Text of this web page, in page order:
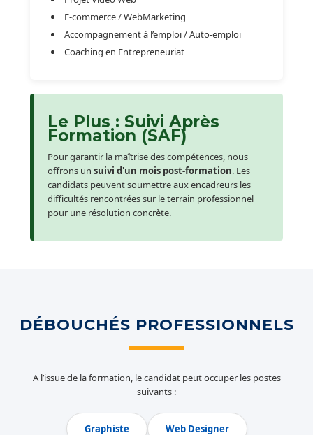
E-commerce / WebMarketing
Accompagnement à l’emploi / Auto-emploi
Coaching en Entrepreneuriat
Le Plus : Suivi Après
Formation (SAF)
Pour garantir la maîtrise des compétences, nous
offrons un suivi d'un mois post-formation. Les
candidats peuvent soumettre aux encadreurs les
difficultés rencontrées sur le terrain professionnel
pour une résolution concrète.
DÉBOUCHÉS PROFESSIONNELS
A l’issue de la formation, le candidat peut occuper les postes
suivants :
Graphiste Web Designer